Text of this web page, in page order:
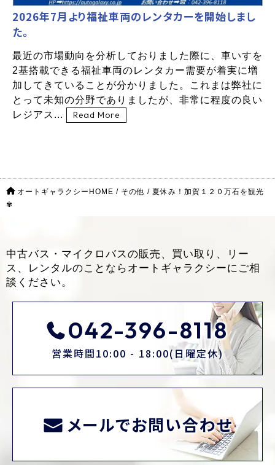
2026年7月より福祉車両のレンタカーを開始しまし
た。
最近の市場動向を分析しておりました際に、車いすを
2基搭載できる福祉車両のレンタカー需要が着実に増
加してきていることが分かりました。これまは弊社に
とって未知の分野でありましたが、非常に程度の良い
レジアス...
Read More
オートギャラクシーHOME / その他 / 夏休み！加賀１２０万石を観光
✾
中古バス・マイクロバスの販売、買い取り、リー
ス、レンタルのことなら オートギャラクシーにご相
談ください。
042-396-8118
営業時間10:00 - 18:00(日曜定休)
メールでお問い合わせ